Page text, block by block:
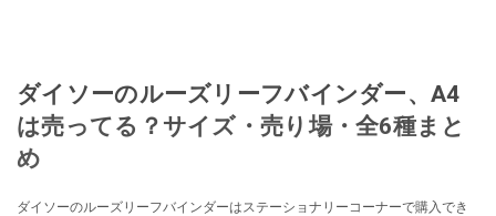
ダイソーのルーズリーフバインダー、A4
は売ってる？サイズ・売り場・全6種まと
め
ダイソーのルーズリーフバインダーはステーショナリーコーナーで購入でき